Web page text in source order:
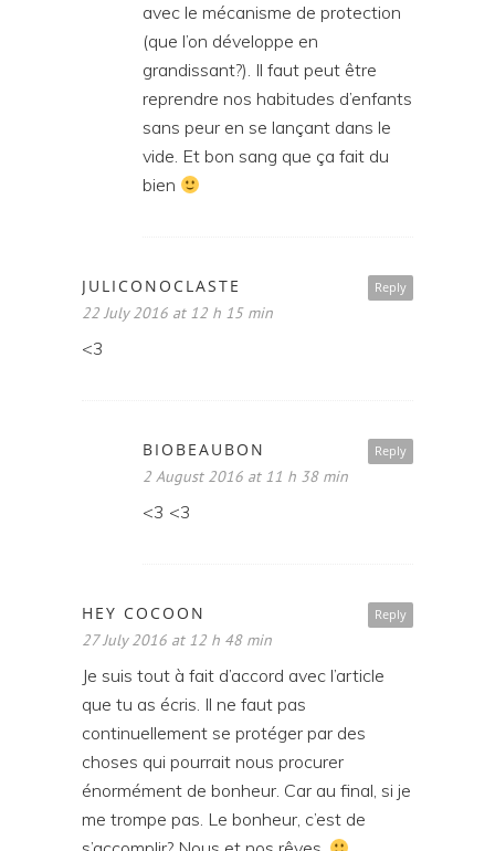
avec le mécanisme de protection
(que l’on développe en
grandissant?). Il faut peut être
reprendre nos habitudes d’enfants
sans peur en se lançant dans le
vide. Et bon sang que ça fait du
bien
Reply
JULICONOCLASTE
22 July 2016 at 12 h 15 min
<3
Reply
BIOBEAUBON
2 August 2016 at 11 h 38 min
<3 <3
Reply
HEY COCOON
27 July 2016 at 12 h 48 min
Je suis tout à fait d’accord avec l’article
que tu as écris. Il ne faut pas
continuellement se protéger par des
choses qui pourrait nous procurer
énormément de bonheur. Car au final, si je
me trompe pas. Le bonheur, c’est de